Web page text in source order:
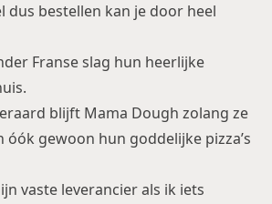
dus bestellen kan je door heel
Franse slag hun heerlijke
blijft Mama Dough zolang ze
óók gewoon hun goddelijke pizza’s
vaste leverancier als ik iets